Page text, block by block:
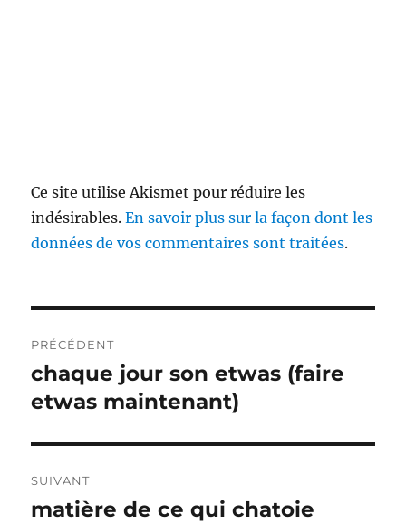
Ce site utilise Akismet pour réduire les
indésirables.En savoir plus sur la façon dont les
données de vos commentaires sont traitées.
de
l’article
PRÉCÉDENT
Publication
précédente :
chaque jour son etwas (faire
etwas maintenant)
SUIVANT
Publication
matière de ce qui chatoie